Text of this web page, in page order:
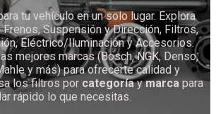
tu vehículo en un solo lugar. Explora
Suspensión y Dirección, Filtros,
Eléctrico/Iluminación y Accesorios.
mejores marcas (Bosch, NGK, Denso,
y más) para ofrecerte calidad y
los filtros por categoríaymarcapara
rápido lo que necesitas.